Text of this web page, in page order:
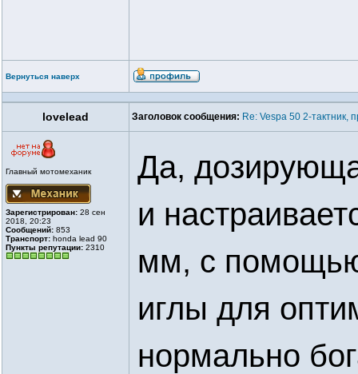
Вернуться наверх
lovelead Заголовок сообщения: Re: Vespa 50 2-тактник,
Главный мотомеханик
Зарегистрирован: 28 сен
2018, 20:23
Сообщений: 853
Транспорт: honda lead 90
Пункты репутации: 2310
Да,
и
мм, с
иглы для
нормально